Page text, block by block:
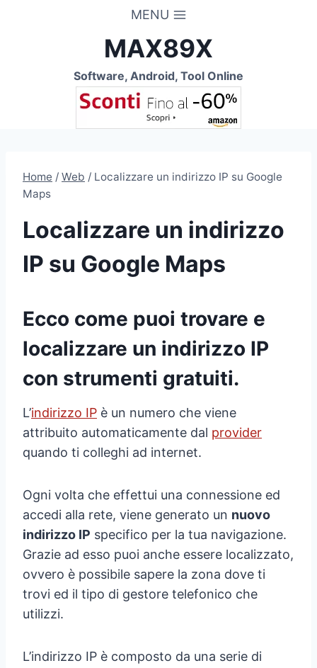
MENU
MAX89X
Software, Android, Tool Online
Home / Web / Localizzare un indirizzo IP su Google
Maps
Localizzare un indirizzo
IP su Google Maps
Ecco come puoi trovare e
localizzare un indirizzo IP
con strumenti gratuiti.
L’indirizzo IP è un numero che viene
attribuito automaticamente dal provider
quando ti colleghi ad internet.
Ogni volta che effettui una connessione ed
accedi alla rete, viene generato un nuovo
indirizzo IP specifico per la tua navigazione.
Grazie ad esso puoi anche essere localizzato,
ovvero è possibile sapere la zona dove ti
trovi ed il tipo di gestore telefonico che
utilizzi.
L’indirizzo IP è composto da una serie di